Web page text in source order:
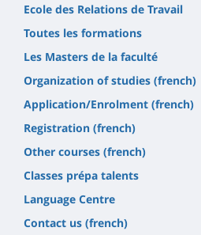
Ecole des Relations de Travail
Toutes les formations
Les Masters de la faculté
Organization of studies (french)
Application/Enrolment (french)
Registration (french)
Other courses (french)
Classes prépa talents
Language Centre
Contact us (french)